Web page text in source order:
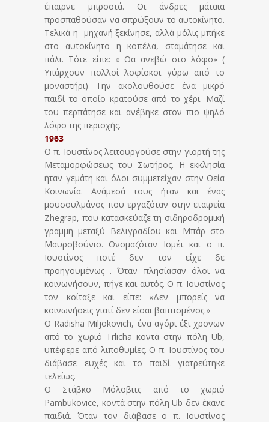
έπαιρνε μπροστά. Οι άνδρες μάταια
προσπαθούσαν να σπρώξουν το αυτοκίνητο.
Τελικά η μηχανή ξεκίνησε, αλλά μόλις μπήκε
στο αυτοκίνητο η κοπέλα, σταμάτησε και
πάλι. Τότε είπε: « Θα ανεβώ στο λόφο» (
Υπάρχουν πολλοί λοφίσκοι γύρω από το
μοναστήρι) Την ακολουθούσε ένα μικρό
παιδί το οποίο κρατούσε από το χέρι. Μαζί
του περπάτησε και ανέβηκε στον πιο ψηλό
λόφο της περιοχής.
1963
Ο π. Ιουστίνος λειτουργούσε στην γιορτή της
Μεταμορφώσεως του Σωτήρος. Η εκκλησία
ήταν γεμάτη και όλοι συμμετείχαν στην Θεία
Κοινωνία. Ανάμεσά τους ήταν και ένας
μουσουλμάνος που εργαζόταν στην εταιρεία
Zhegrap, που κατασκεύαζε τη σιδηροδρομική
γραμμή μεταξύ Βελιγραδίου και Μπάρ στο
Μαυροβούνιο. Ονομαζόταν Ισμέτ και ο π.
Ιουστίνος ποτέ δεν τον είχε δε
προηγουμένως . Όταν πλησίασαν όλοι να
κοινωνήσουν, πήγε και αυτός. Ο π. Ιουστίνος
τον κοίταξε και είπε: «Δεν μπορείς να
κοινωνήσεις γιατί δεν είσαι βαπτισμένος.»
Ο Radisha Miljokovich, ένα αγόρι έξι χρονων
από το χωριό Trlicha κοντά στην πόλη Ub,
υπέφερε από λιποθυμίες. Ο π. Ιουστίνος του
διάβασε ευχές και το παιδί γιατρεύτηκε
τελείως.
Ο Στάβκο Μόλοβιτς από το χωριό
Pambukovice, κοντά στην πόλη Ub δεν έκανε
παιδιά. Όταν τον διάβασε ο π. Ιουστίνος